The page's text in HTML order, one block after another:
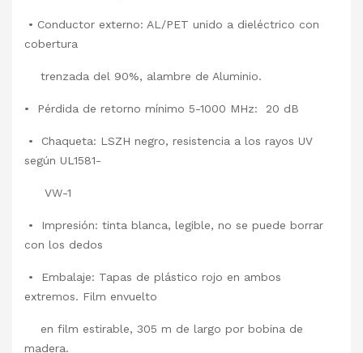
• Conductor externo: AL/PET unido a dieléctrico con
cobertura
trenzada del 90%, alambre de Aluminio.
• Pérdida de retorno mínimo 5-1000 MHz: 20 dB
• Chaqueta: LSZH negro, resistencia a los rayos UV
según UL1581-
VW-1
• Impresión: tinta blanca, legible, no se puede borrar
con los dedos
• Embalaje: Tapas de plástico rojo en ambos
extremos. Film envuelto
en film estirable, 305 m de largo por bobina de
madera.